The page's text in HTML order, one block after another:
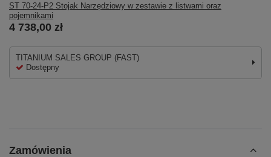
ST 70-24-P2 Stojak Narzędziowy w zestawie z listwami oraz
pojemnikami
4 738,00 zł
TITANIUM SALES GROUP (FAST)
Dostępny
Zamówienia